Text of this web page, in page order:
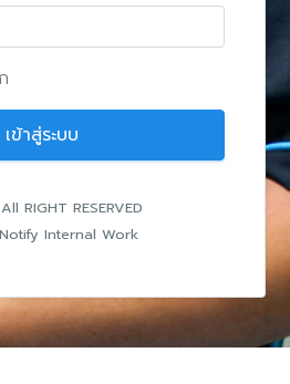
เข้าสู่ระบบ
RIGHT RESERVED
Internal Work